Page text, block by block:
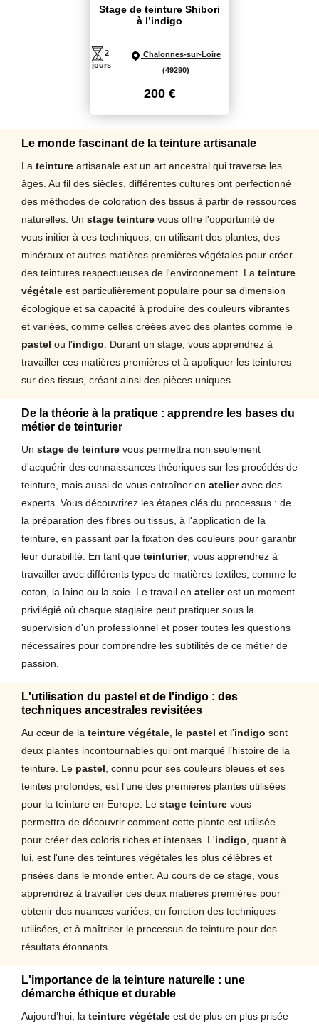
Stage de teinture Shibori
à l’indigo
2
jours
Chalonnes-sur-Loire
(49290)
200 €
Le monde fascinant de la teinture artisanale
La teinture artisanale est un art ancestral qui traverse les
âges. Au fil des siècles, différentes cultures ont perfectionné
des méthodes de coloration des tissus à partir de ressources
naturelles. Un stage teinture vous offre l'opportunité de
vous initier à ces techniques, en utilisant des plantes, des
minéraux et autres matières premières végétales pour créer
des teintures respectueuses de l'environnement. La teinture
végétale est particulièrement populaire pour sa dimension
écologique et sa capacité à produire des couleurs vibrantes
et variées, comme celles créées avec des plantes comme le
pastel ou l'indigo . Durant un stage, vous apprendrez à
travailler ces matières premières et à appliquer les teintures
sur des tissus, créant ainsi des pièces uniques.
De la théorie à la pratique : apprendre les bases du
métier de teinturier
Un stage de teinture vous permettra non seulement
d'acquérir des connaissances théoriques sur les procédés de
teinture, mais aussi de vous entraîner en atelieravec des
experts. Vous découvrirez les étapes clés du processus : de
la préparation des fibres ou tissus, à l'application de la
teinture, en passant par la fixation des couleurs pour garantir
leur durabilité. En tant que teinturier, vous apprendrez à
travailler avec différents types de matières textiles, comme le
coton, la laine ou la soie. Le travail en atelierest un moment
privilégié où chaque stagiaire peut pratiquer sous la
supervision d'un professionnel et poser toutes les questions
nécessaires pour comprendre les subtilités de ce métier de
passion.
L'utilisation du pastel et de l'indigo : des
techniques ancestrales revisitées
Au cœur de la teinture végétale , le pastel et l'indigo sont
deux plantes incontournables qui ont marqué l’histoire de la
teinture. Le pastel , connu pour ses couleurs bleues et ses
teintes profondes, est l'une des premières plantes utilisées
pour la teinture en Europe. Le stage teinture vous
permettra de découvrir comment cette plante est utilisée
pour créer des coloris riches et intenses. L'indigo , quant à
lui, est l'une des teintures végétales les plus célèbres et
prisées dans le monde entier. Au cours de ce stage, vous
apprendrez à travailler ces deux matières premières pour
obtenir des nuances variées, en fonction des techniques
utilisées, et à maîtriser le processus de teinture pour des
résultats étonnants.
L'importance de la teinture naturelle : une
démarche éthique et durable
Aujourd’hui, la teinture végétale est de plus en plus prisée